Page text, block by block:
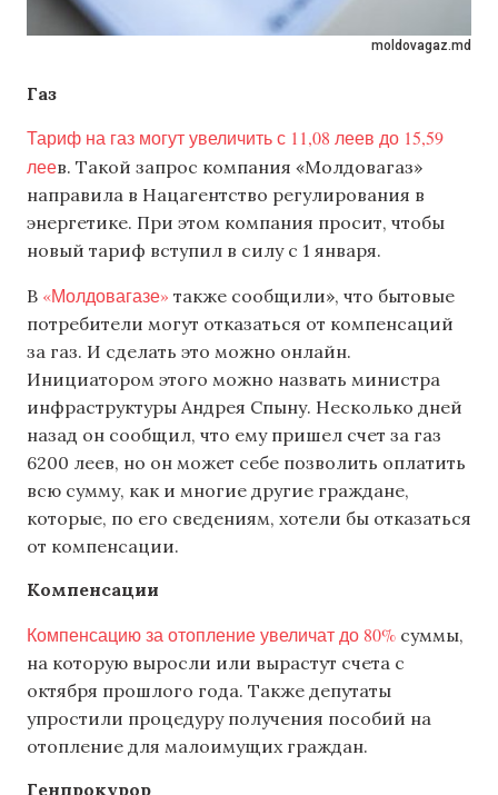
moldovagaz.md
Газ
Тариф на газ могут увеличить с 11,08 леев до 15,59
леев. Такой запрос компания «Молдовагаз»
направила в Нацагентство регулирования в
энергетике. При этом компания просит, чтобы
новый тариф вступил в силу с 1 января.
В «Молдовагазе» также сообщили», что бытовые
потребители могут отказаться от компенсаций
за газ. И сделать это можно онлайн.
Инициатором этого можно назвать министра
инфраструктуры Андрея Спыну. Несколько дней
назад он сообщил, что ему пришел счет за газ
6200 леев, но он может себе позволить оплатить
всю сумму, как и многие другие граждане,
которые, по его сведениям, хотели бы отказаться
от компенсации.
Компенсации
Компенсацию за отопление увеличат до 80% суммы,
на которую выросли или вырастут счета с
октября прошлого года. Также депутаты
упростили процедуру получения пособий на
отопление для малоимущих граждан.
Генпрокурор